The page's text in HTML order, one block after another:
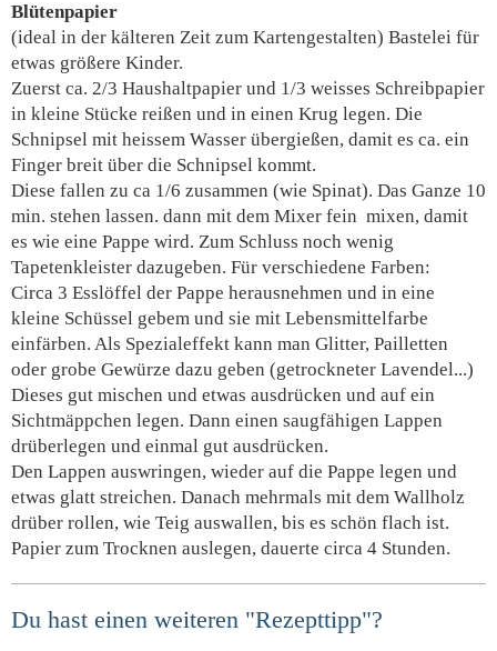
Blütenpapier
(ideal in der kälteren Zeit zum Kartengestalten) Bastelei für
etwas größere Kinder.
Zuerst ca. 2/3 Haushaltpapier und 1/3 weisses Schreibpapier
in kleine Stücke reißen und in einen Krug legen. Die
Schnipsel mit heissem Wasser übergießen, damit es ca. ein
Finger breit über die Schnipsel kommt.
Diese fallen zu ca 1/6 zusammen (wie Spinat). Das Ganze 10
min. stehen lassen. dann mit dem Mixer fein mixen, damit
es wie eine Pappe wird. Zum Schluss noch wenig
Tapetenkleister dazugeben. Für verschiedene Farben:
Circa 3 Esslöffel der Pappe herausnehmen und in eine
kleine Schüssel gebem und sie mit Lebensmittelfarbe
einfärben. Als Spezialeffekt kann man Glitter, Pailletten
oder grobe Gewürze dazu geben (getrockneter Lavendel...)
Dieses gut mischen und etwas ausdrücken und auf ein
Sichtmäppchen legen. Dann einen saugfähigen Lappen
drüberlegen und einmal gut ausdrücken.
Den Lappen auswringen, wieder auf die Pappe legen und
etwas glatt streichen. Danach mehrmals mit dem Wallholz
drüber rollen, wie Teig auswallen, bis es schön flach ist.
Papier zum Trocknen auslegen, dauerte circa 4 Stunden.
Du hast einen weiteren "Rezepttipp"?